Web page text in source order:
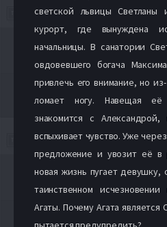
светской львицы
курорт, где вынуждена
начальницы. В санатории
овдовевшего богача
привлечь его внимание, но
ломает ногу. Навещая
знакомится с
вспыхивает чувство. Уже
предложение и увозит её в
новая жизнь пугает девушку,
таинственном
Агаты. Почему Агата